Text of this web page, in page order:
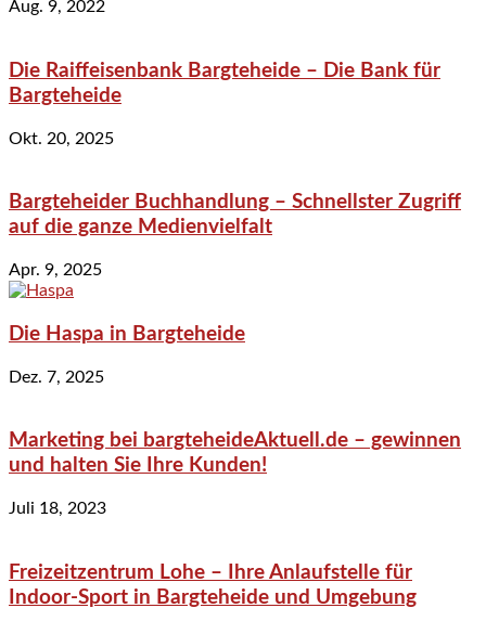
Aug. 9, 2022
Die Raiffeisenbank Bargteheide – Die Bank für
Bargteheide
Okt. 20, 2025
Bargteheider Buchhandlung – Schnellster Zugriff
auf die ganze Medienvielfalt
Apr. 9, 2025
Die Haspa in Bargteheide
Dez. 7, 2025
Marketing bei bargteheideAktuell.de – gewinnen
und halten Sie Ihre Kunden!
Juli 18, 2023
Freizeitzentrum Lohe – Ihre Anlaufstelle für
Indoor-Sport in Bargteheide und Umgebung